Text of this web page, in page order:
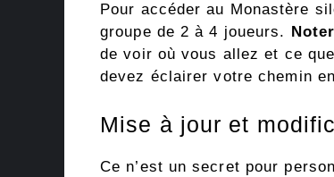
Pour accéder au Monastère
groupe de 2 à 4 joueurs.
Noter
de voir où vous allez et ce
devez éclairer votre chemin
Mise à jour et
Ce n’est un secret pour